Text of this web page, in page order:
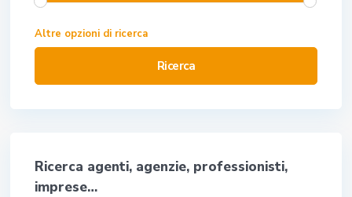
Altre opzioni di ricerca
Ricerca
Ricerca agenti, agenzie, professionisti,
imprese…